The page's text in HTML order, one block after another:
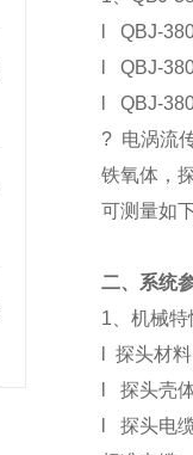
QBJ-
QBJ-
QBJ-
? 电涡流
铁氧体，
可测量如
二、系统
1 、机械
探头材
探头壳
探头电